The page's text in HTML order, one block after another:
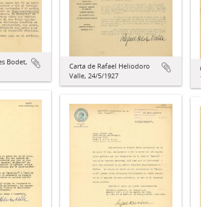
Bodet,
Carta de Rafael Heliodoro
Valle, 24/5/1927